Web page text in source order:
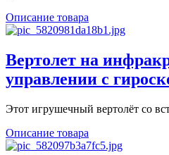
Описание товара
Вертолет на
управлении с
Этот игрушечный вертолёт со
Описание товара